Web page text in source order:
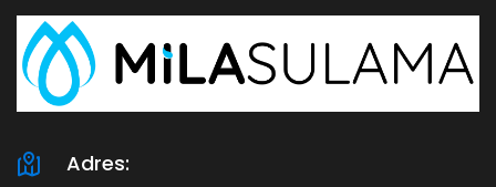
Adres: